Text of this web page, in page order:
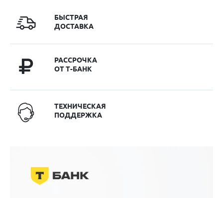
БЫСТРАЯ
ДОСТАВКА
РАССРОЧКА
ОТ Т-БАНК
ТЕХНИЧЕСКАЯ
ПОДДЕРЖКА